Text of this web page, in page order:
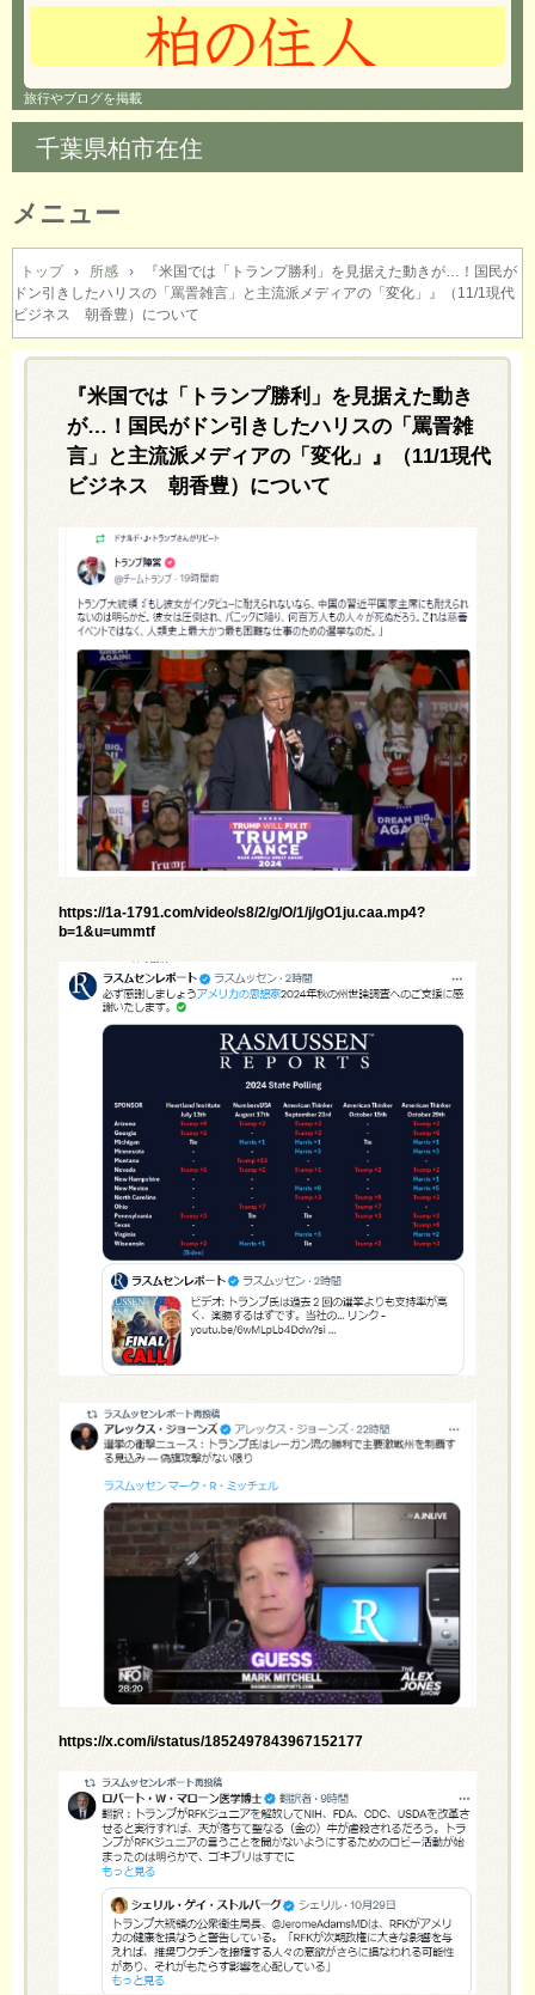
旅行やブログを掲載
千葉県柏市在住
メニュー
コ
ン
テ
ン
トップ › 所感 ›
『米国では「トランプ勝利」を見据えた動きが…！国民が
ドン引きしたハリスの「罵詈雑言」と主流派メディアの「変化」』（11/1現代
ビジネス 朝香豊）について
『米国では「トランプ勝利」を見据えた動き
が…！国民がドン引きしたハリスの「罵詈雑
言」と主流派メディアの「変化」』（11/1現代
ビジネス 朝香豊）について
https://1a-1791.com/video/s8/2/g/O/1/j/gO1ju.caa.mp4?
b=1&u=ummtf
https://x.com/i/status/1852497843967152177